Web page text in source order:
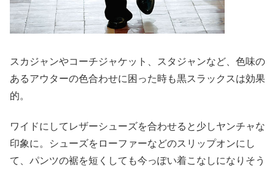
スカジャンやコーチジャケット、スタジャンなど、色味の
あるアウターの色合わせに困った時も黒スラックスは効果
的。
ワイドにしてレザーシューズを合わせると少しヤンチャな
印象に。シューズをローファーなどのスリップオンにし
て、パンツの裾を短くしても今っぽい着こなしになりそう